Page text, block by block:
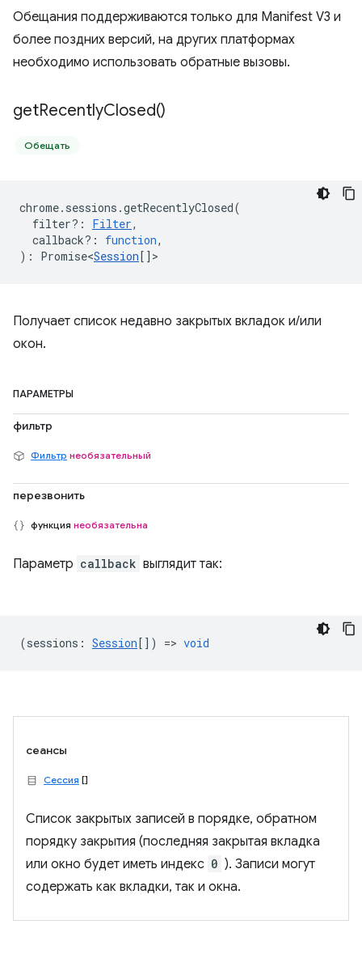
Обещания поддерживаются только для Manifest V3 и
более поздних версий, на других платформах
необходимо использовать обратные вызовы.
getRecentlyClosed()
Обещать
chrome. sessions .getRecentlyClosed(
filter? : Filter,
callback? : function,
) : Promise<Session[] >
Получает список недавно закрытых вкладок и/или
окон.
ПАРАМЕТРЫ
фильтр
Фильтр необязательный
перезвонить
функция необязательна
Параметр callback выглядит так:
(sessions : Session[]) => void
сеансы
Сессия []
Список закрытых записей в порядке, обратном
порядку закрытия (последняя закрытая вкладка
или окно будет иметь индекс 0 ). Записи могут
содержать как вкладки, так и окна.